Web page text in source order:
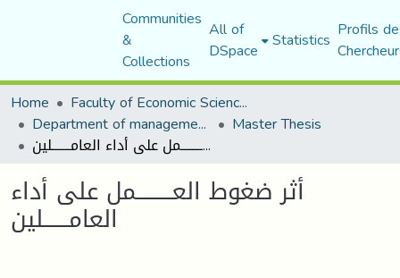
Communities
&
Collections
All of
DSpace Statistics Profils
Home
Faculty of Economic Sciences, Commerce and Management Sciences
Department of management sciences Master Thesis
أثر ضغوط العــــــــــمل على أداء العامـــــــلين
أثر ضغوط العــــــــــمل على أداء
العامـــــــلين